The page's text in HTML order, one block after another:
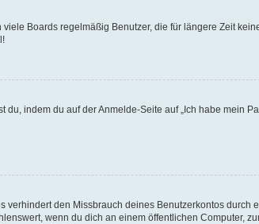
Boards regelmäßig Benutzer, die für längere Zeit
indem du auf der Anmelde-Seite auf „Ich habe mein
verhindert den Missbrauch deines Benutzerkontos durch
wenn du dich an einem öffentlichen Computer,